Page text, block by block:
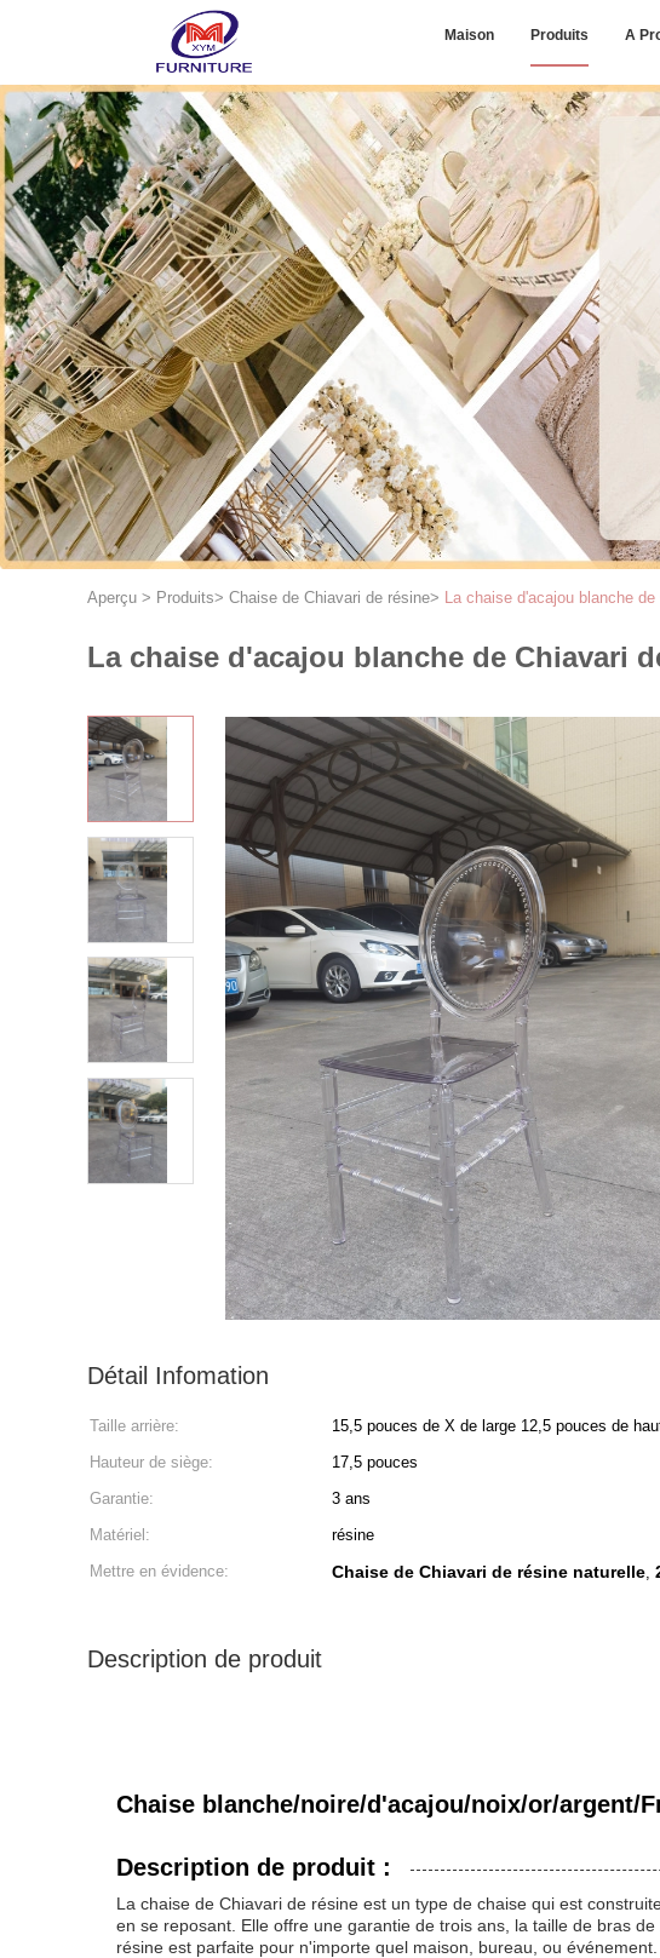
Maison Produits A
Aperçu > Produits> Chaise de Chiavari de résine> La chaise d'acajou blanche
La chaise d'acajou blanche de Chiavari
Détail Infomation
Taille arrière: 15,5 pouces de X de large 12,5 pouces de
Hauteur de siège:
17,5 pouces
Garantie:
3 ans
Matériel:
résine
Mettre en évidence:
Chaise de Chiavari de résine naturelle,
Description de produit
Chaise blanche/noire/d'acajou/noix/or/argent/
Description de produit :
La chaise de Chiavari de résine est un type de chaise qui est
en se reposant. Elle offre une garantie de trois ans, la taille de bras
résine est parfaite pour n'importe quel maison, bureau, ou